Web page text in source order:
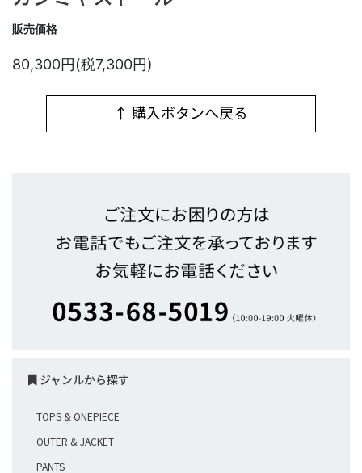
販売価格
80,300円(税7,300円)
↑ 購入ボタンへ戻る
ジャンルから探す
TOPS & ONEPIECE
OUTER & JACKET
PANTS